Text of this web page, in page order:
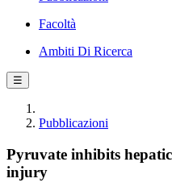
Facoltà
Ambiti Di Ricerca
☰
Pubblicazioni
Pyruvate inhibits
injury